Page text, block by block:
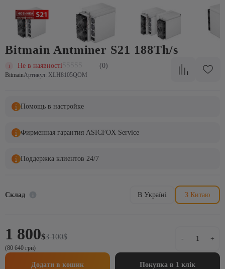
Bitmain Antminer S21 188Th/s
Не в наявності (0)
BitmainАртикул: XLH8105QOM
Помощь в настройке
Фирменная гарантия ASICFOX Service
Поддержка клиентов 24/7
Склад В Україні З Китаю
3 100$
Оригінальна
ціна:
3
100$.
1 800$
Поточна
ціна:
1
800$.
(80 640 грн)
-
Antminer
S21
188Th/s
+
Додати в кошик Покупка в 1 клік